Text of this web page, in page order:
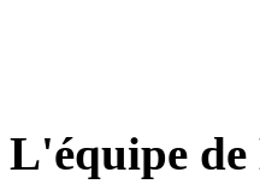
L'équipe